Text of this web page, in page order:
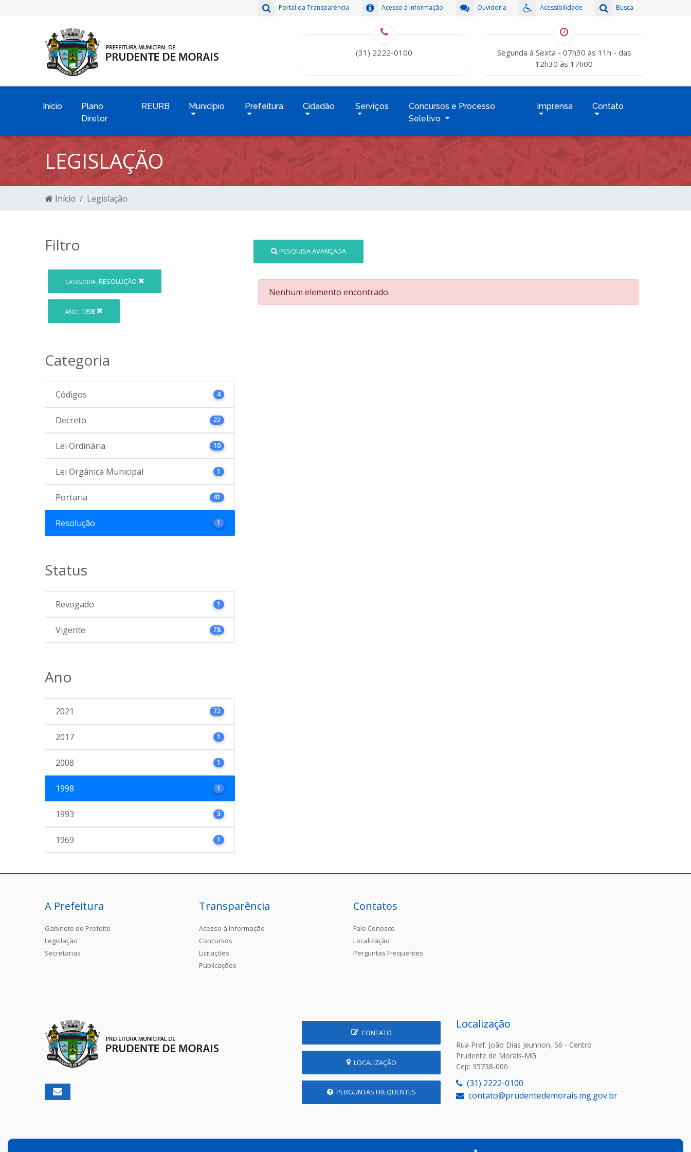
Busca
Acessibilidade
Ouvidoria
Acesso à Informação
Portal da Transparência
(31) 2222-0100
Segunda à Sexta - 07h30 às 11h - das
12h30 às 17h00
Início
Plano
Diretor
REURB Município Prefeitura Cidadão Serviços
Concursos e Processo
Seletivo
Imprensa Contato
LEGISLAÇÃO
Início Legislação
Filtro
CATEGORIA: RESOLUÇÃO
ANO: 1998
Categoria
Códigos 4
Decreto 22
Lei Ordinária 10
Lei Orgânica Municipal 1
Portaria 41
Resolução 1
Status
Revogado 1
Vigente 78
Ano
2021 72
2017 1
2008 1
1998 1
1993 3
1969 1
PESQUISA AVANÇADA
Nenhum elemento encontrado.
A Prefeitura
Gabinete do Prefeito
Legislação
Secretarias
Transparência
Acesso à Informação
Concursos
Licitações
Publicações
Contatos
Fale Conosco
Localização
Perguntas Frequentes
CONTATO
LOCALIZAÇÃO
PERGUNTAS FREQUENTES
Localização
Rua Pref. João Dias Jeunnon, 56 - Centro
Prudente de Morais-MG
Cep: 35738-000
(31) 2222-0100
contato@prudentedemorais.mg.gov.br